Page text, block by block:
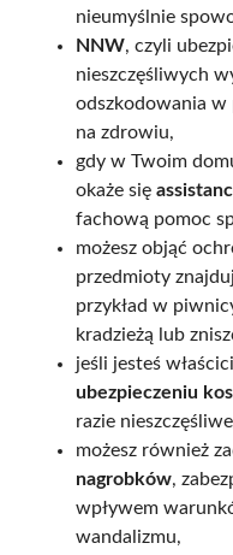
nieumyślnie
NNW, czyli
nieszczęśliwych
odszkodowania w
na zdrowiu,
gdy w Twoim
okaże się
fachową pomoc
możesz objąć
przedmioty
przykład w
kradzieżą lub
jeśli jesteś
ubezpieczeniu
razie
możesz również
nagrobków,
wpływem
wandalizmu,